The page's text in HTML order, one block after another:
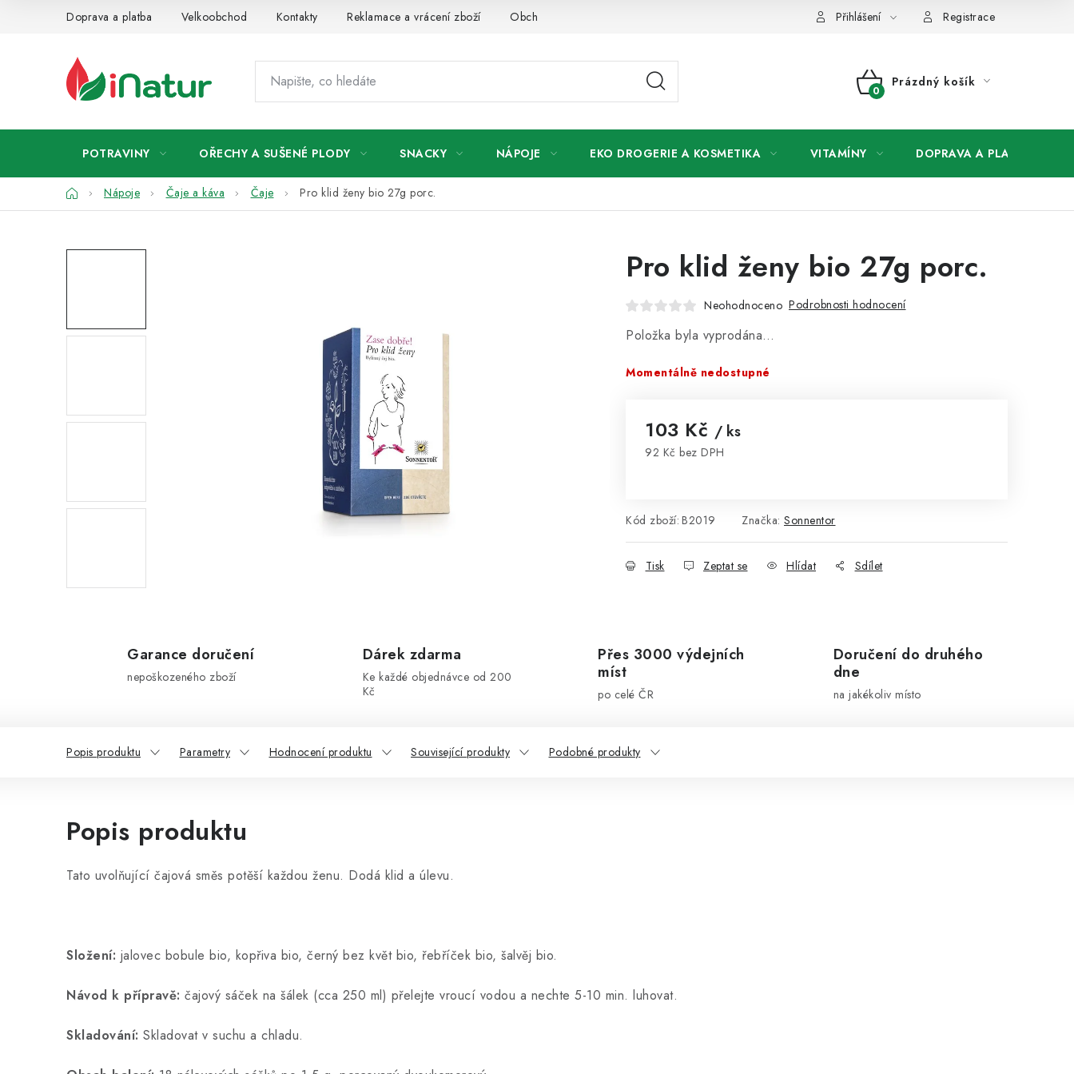
Doprava a platba Velkoobchod Kontakty Reklamace a vrácení zboží Obchodní podmínky Přihlášení Registrace
NÁKUPNÍ
Prázdný košík
POTRAVINY OŘECHY A SUŠENÉ PLODY SNACKY NÁPOJE EKO DROGERIE A KOSMETIKA VITAMÍNY DOPRAVA A PLATBA
DomůNápoje Čaje a káva Čaje Pro klid ženy bio 27g porc.
Pro klid ženy bio 27g porc.
Neohodnoceno Podrobnosti hodnocení
Položka byla vyprodána…
Momentálně nedostupné
103 Kč / ks
92 Kč bez DPH
Kód zboží: B2019 Značka: Sonnentor
Tisk Zeptat se Hlídat Sdílet
Garance doručení
nepoškozeného zboží
Dárek zdarma
Ke každé objednávce od 200
Kč
Přes 3000 výdejních
míst
po celé ČR
Doručení do druhého
dne
na jakékoliv místo
Popis produktu Parametry Hodnocení produktu Související produkty Podobné produkty
Popis produktu
Tato uvolňující čajová směs potěší každou ženu. Dodá klid a úlevu.
Složení: jalovec bobule bio, kopřiva bio, černý bez květ bio, řebříček bio, šalvěj bio.
Návod k přípravě: čajový sáček na šálek (cca 250 ml) přelejte vroucí vodou a nechte 5-10 min. luhovat.
Skladování: Skladovat v suchu a chladu.